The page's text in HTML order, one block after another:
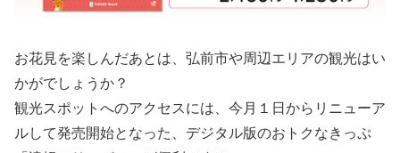
お花見を楽しんだあとは、弘前市や周辺エリアの観光はい
かがでしょうか？
観光スポットへのアクセスには、今月１日からリニューア
ルして発売開始となった、デジタル版のおトクなきっぷ